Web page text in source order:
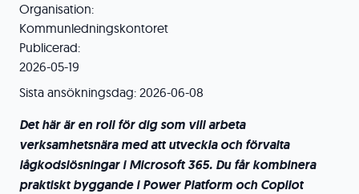
Organisation:
Kommunledningskontoret
Publicerad:
2026-05-19
Sista ansökningsdag: 2026-06-08
Det här är en roll för dig som vill arbeta
verksamhetsnära med att utveckla och förvalta
lågkodslösningar i Microsoft 365. Du får kombinera
praktiskt byggande i Power Platform och Copilot